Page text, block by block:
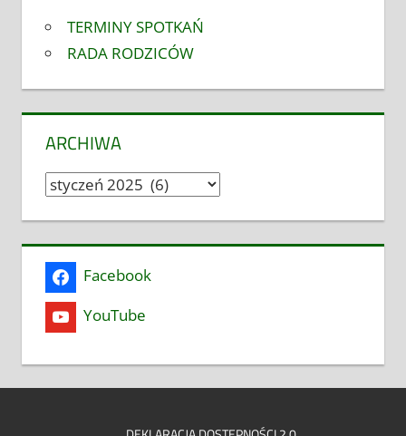
TERMINY SPOTKAŃ
RADA RODZICÓW
ARCHIWA
Archiwa
Facebook
YouTube